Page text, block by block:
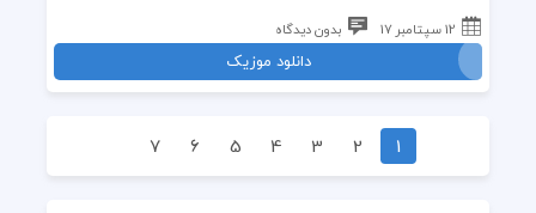
12 سپتامبر 17 بدون دیدگاه
دانلود موزیک
1
2
3
4
5
6
7